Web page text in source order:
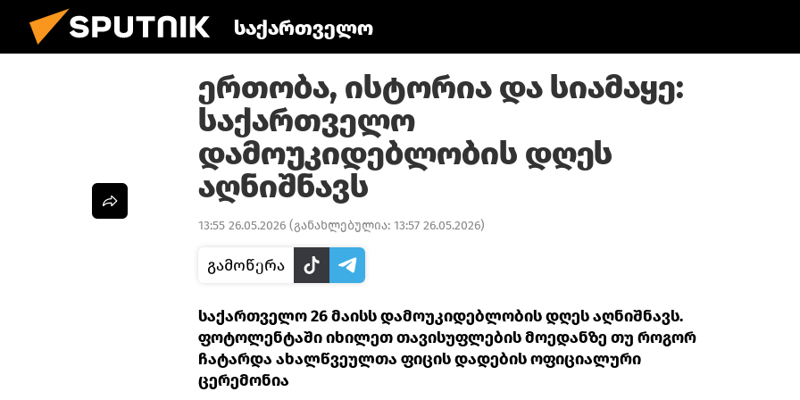
საქართველო
ერთობა, ისტორია და სიამაყე:
საქართველო
დამოუკიდებლობის დღეს
აღნიშნავს
13:55 26.05.2026 (განახლებულია: 13:57 26.05.2026)
გამოწერა
საქართველო 26 მაისს დამოუკიდებლობის დღეს აღნიშნავს.
ფოტოლენტაში იხილეთ თავისუფლების მოედანზე თუ როგორ
ჩატარდა ახალწვეულთა ფიცის დადების ოფიციალური
ცერემონია